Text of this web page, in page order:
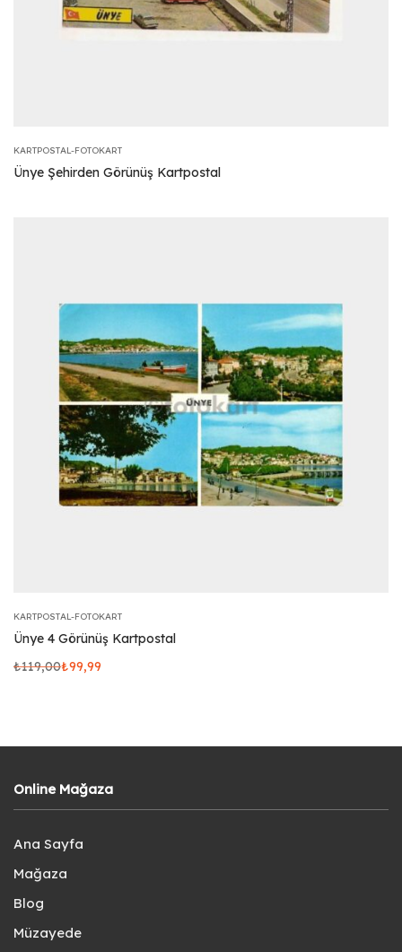
KARTPOSTAL-FOTOKART
Ünye Şehirden Görünüş Kartpostal
KARTPOSTAL-FOTOKART
Ünye 4 Görünüş Kartpostal
₺119,00₺99,99
Online Mağaza
Ana Sayfa
Mağaza
Blog
Müzayede